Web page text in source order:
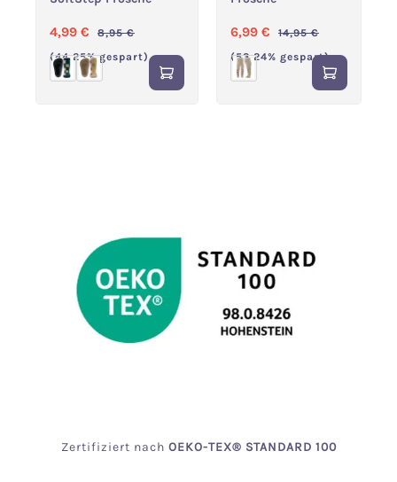
Verkaufspreis:
4,99 € Regulärer Preis:
8,95 €
(44.25% gespart)
Verkaufspreis:
6,99 € Regulärer Preis:
14,95 €
(53.24% gespart)
Zertifiziert nach OEKO-TEX® STANDARD 100